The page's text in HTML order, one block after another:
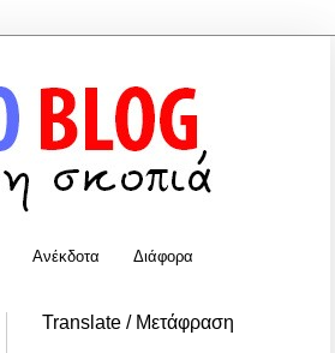
Ανέκδοτα Διάφορα
Translate / Μετάφραση